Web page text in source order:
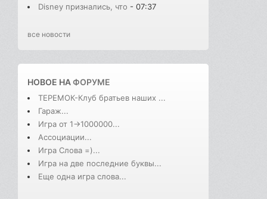
Disney признались, что - 07:37
все новости
НОВОЕ НАФОРУМЕ
ТЕРЕМОК-Клуб братьев наших ...
Гараж...
Игра от 1->1000000...
Ассоциации...
Игра Слова =)...
Игра на две последние буквы...
Еще одна игра слова...